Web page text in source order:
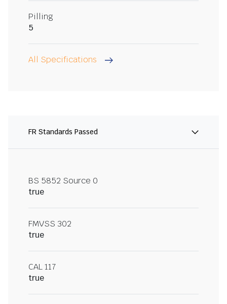
Pilling
5
All Specifications
FR Standards Passed
BS 5852 Source 0
true
FMVSS 302
true
CAL 117
true